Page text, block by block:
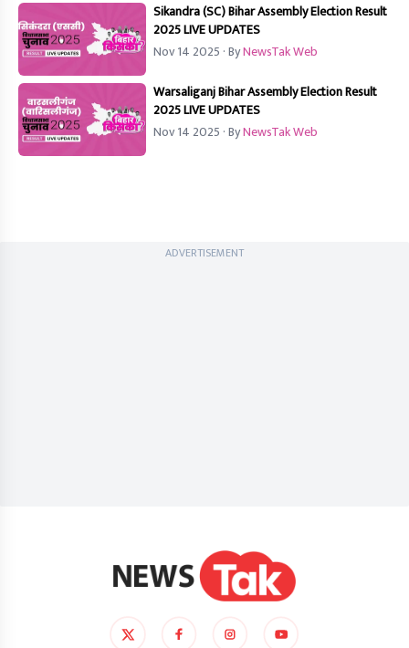
Sikandra (SC) Bihar Assembly Election Result
2025 LIVE UPDATES
Nov 14 2025 · ByNewsTak Web
Warsaliganj Bihar Assembly Election Result
2025 LIVE UPDATES
Nov 14 2025 · ByNewsTak Web
ADVERTISEMENT